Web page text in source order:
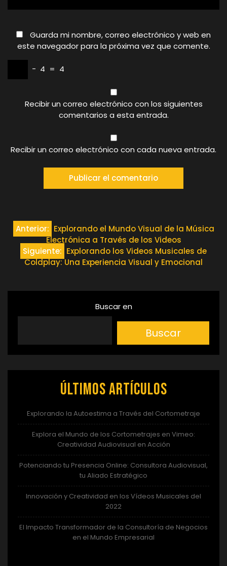
Guarda mi nombre, correo electrónico y web en
este navegador para la próxima vez que comente.
− 4 = 4
Recibir un correo electrónico con los siguientes
comentarios a esta entrada.
Recibir un correo electrónico con cada nueva entrada.
Navegación
entradas
Anterior: Explorando el Mundo Visual de la Música
Electrónica a Través de los Videos
Siguiente: Explorando los Videos Musicales de
Coldplay: Una Experiencia Visual y Emocional
Buscar en
Buscar
Últimos artículos
Explorando la Autoestima a Través del Cortometraje
Explora el Mundo de los Cortometrajes en Vimeo:
Creatividad Audiovisual en Acción
Potenciando tu Presencia Online: Consultora Audiovisual,
tu Aliado Estratégico
Innovación y Creatividad en los Vídeos Musicales del
2022
El Impacto Transformador de la Consultoría de Negocios
en el Mundo Empresarial